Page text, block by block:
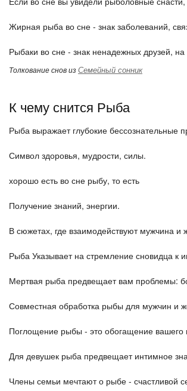
Жирная рыба во сне - знак заболеваний,
Рыбаки во сне - знак ненадежных друзей, на
Толкование снов изСемейный сонник
К чему снится Рыба
Рыба выражает глубокие бессознательные
Символ здоровья, мудрости, силы.
хорошо есть во сне рыбу, то есть
Получение знаний, энергии.
В сюжетах, где взаимодействуют мужчина
Рыба Указывает на стремление сновидца
Мертвая рыба предвещает вам проблемы:
Совместная обработка рыбы для мужчин и
Поглощение рыбы - это обогащение вашего
Для девушек рыба предвещает интимное
Члены семьи мечтают о рыбе - счастливой